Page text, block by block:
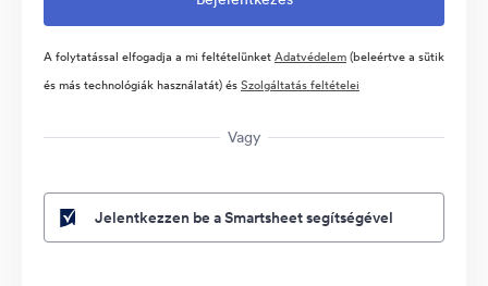
A folytatással elfogadja a mi feltételünketAdatvédelem(beleértve a sütik
és más technológiák használatát) ésSzolgáltatás feltételei
Vagy
Jelentkezzen be a Smartsheet segítségével